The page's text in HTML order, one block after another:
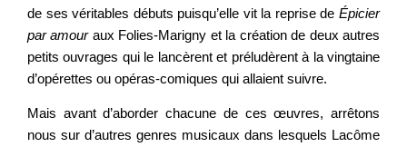
de ses véritables débuts puisqu’elle vit la reprise de Épicier
par amour aux Folies-Marigny et la création de deux autres
petits ouvrages qui le lancèrent et préludèrent à la vingtaine
d’opérettes ou opéras-comiques qui allaient suivre.
Mais avant d’aborder chacune de ces œuvres, arrêtons
nous sur d’autres genres musicaux dans lesquels Lacôme